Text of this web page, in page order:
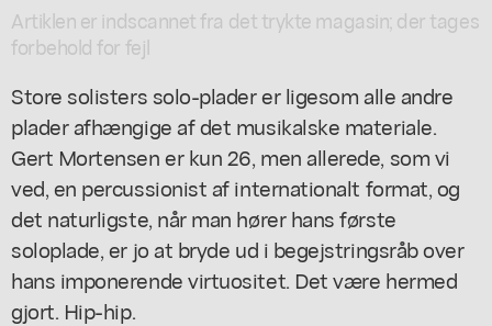
Artiklen er indscannet fra det trykte magasin; der tages
forbehold for fejl
Store solisters solo-plader er ligesom alle andre
plader afhængige af det musikalske materiale.
Gert Mortensen er kun 26, men allerede, som vi
ved, en percussionist af internationalt format, og
det naturligste, når man hører hans første
soloplade, er jo at bryde ud i begejstringsråb over
hans imponerende virtuositet. Det være hermed
gjort. Hip-hip.